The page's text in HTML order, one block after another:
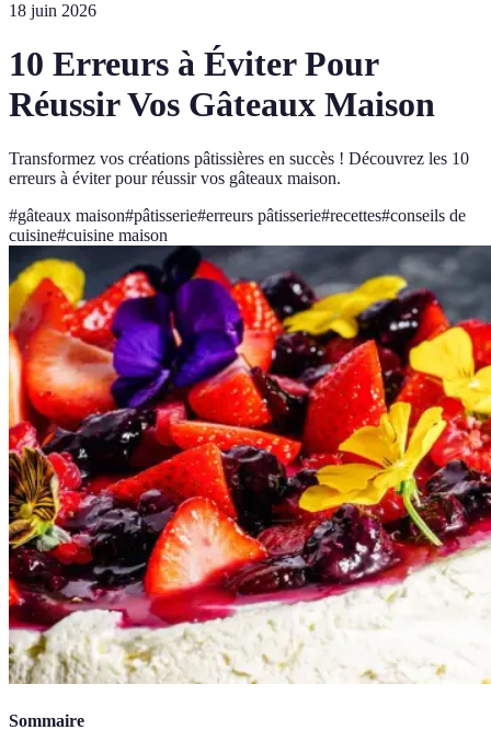
18 juin 2026
10 Erreurs à Éviter Pour
Réussir Vos Gâteaux Maison
Transformez vos créations pâtissières en succès ! Découvrez les 10
erreurs à éviter pour réussir vos gâteaux maison.
#gâteaux maison#pâtisserie#erreurs pâtisserie#recettes#conseils de
cuisine#cuisine maison
Sommaire